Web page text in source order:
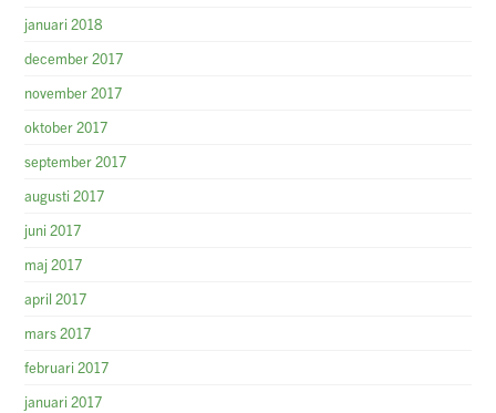
januari 2018
december 2017
november 2017
oktober 2017
september 2017
augusti 2017
juni 2017
maj 2017
april 2017
mars 2017
februari 2017
januari 2017